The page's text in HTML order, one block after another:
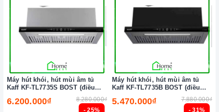
Xem thêm tại đây:
Home Best Care - Trung tâm bảo trì, sửa
chữa thiết bị nhà bếp cao cấp
- 25%
Máy hút khói, hút mùi âm tủ
Kaff KF-TL7735S BOST (điều
khiển cảm biến vẫy tay)
6.200.000₫ 8.280.000₫
- 31%
Máy hút khói, hút mùi âm tủ
Kaff KF-TL7735B BOST (điều
khiển cảm biến vẫy tay)
5.470.000₫ 7.880.000₫